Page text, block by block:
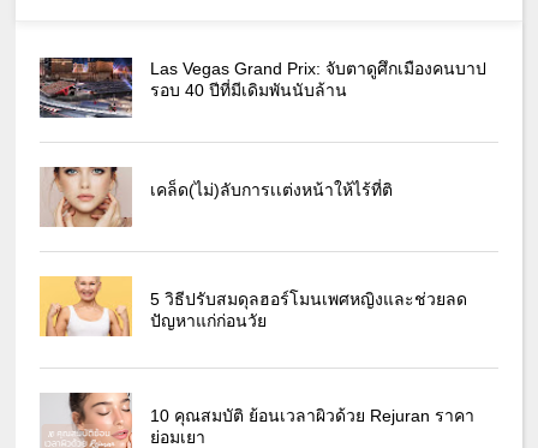
Las Vegas Grand Prix: จับตาดูศึกเมืองคนบาป
รอบ 40 ปีที่มีเดิมพันนับล้าน
เคล็ด(ไม่)ลับการเเต่งหน้าให้ไร้ที่ติ
5 วิธีปรับสมดุลฮอร์โมนเพศหญิงและช่วยลด
ปัญหาแก่ก่อนวัย
10 คุณสมบัติ ย้อนเวลาผิวด้วย Rejuran ราคา
ย่อมเยา